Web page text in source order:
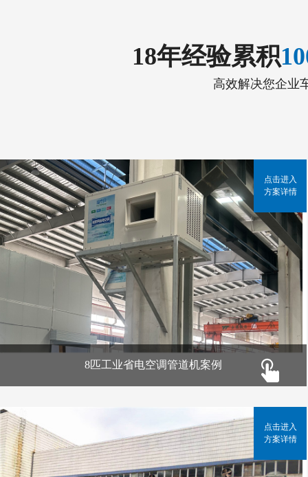
18年经验累积
高效解决您企业
8匹工业省电空调管道机案例
点击进入
方案详情
点击进入
方案详情